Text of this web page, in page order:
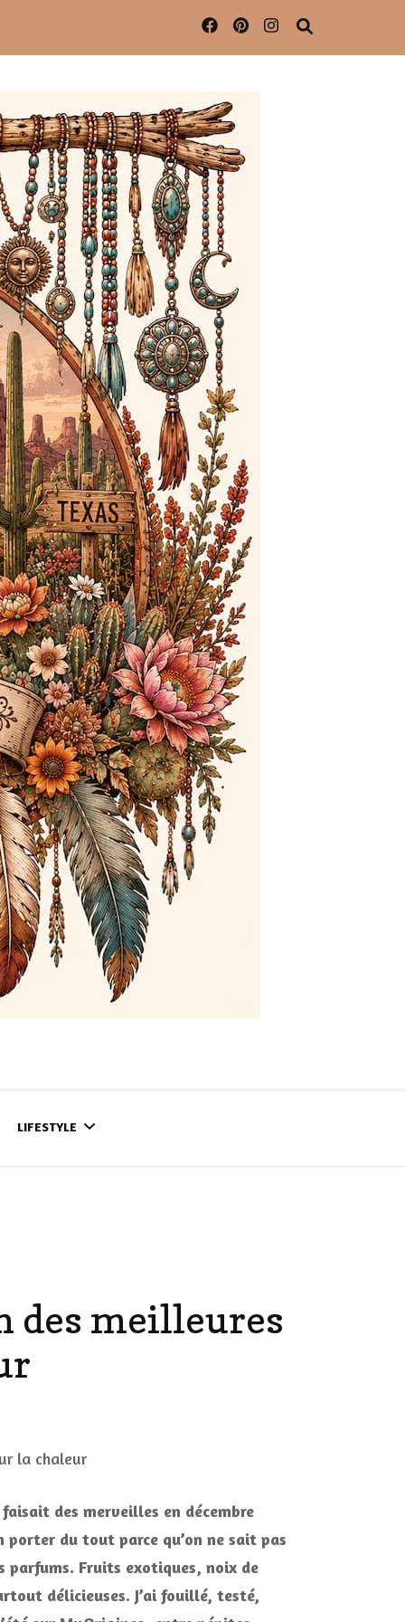
LIFESTYLE
DÉCO MAISON
LES CALENDRIERS DE
L’AVENT
VIE PRATIQUE
des meilleures
des merveilles en décembre
du tout parce qu’on ne sait pas
parfums. Fruits exotiques, noix de
délicieuses. J’ai fouillé, testé,